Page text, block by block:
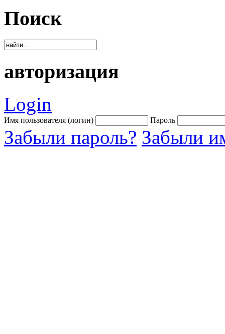
Поиск
авторизация
Login
Имя пользователя (логин) Пароль
Забыли пароль? Забыли